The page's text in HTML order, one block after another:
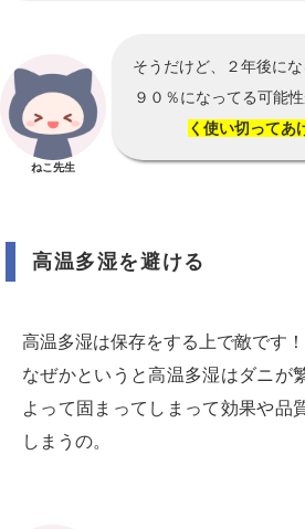
ねこ先生
そうだけど、２年後に
９０％になってる可能
く使い切ってあ
高温多湿を避ける
高温多湿は保存をする上で敵です！
なぜかというと高温多湿はダニが
よって固まってしまって効果や品
しまうの。